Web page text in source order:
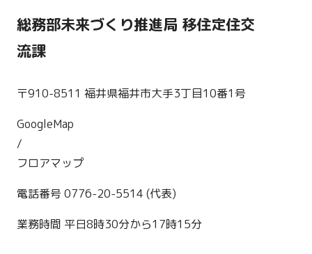
総務部未来づくり推進局 移住定住交
流課
〒910-8511 福井県福井市大手3丁目10番1号
GoogleMap
/
フロアマップ
電話番号 0776-20-5514 (代表)
業務時間 平日8時30分から17時15分